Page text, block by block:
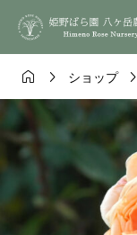
  ショップ 